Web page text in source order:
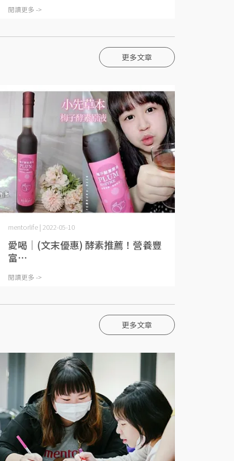
閱讀更多 ->
更多文章
mentorlife | 2022-05-10
愛喝｜(文末優惠) 酵素推薦！營養豐
富⋯
閱讀更多 ->
更多文章